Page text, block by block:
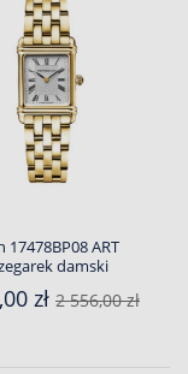
17478BP08 ART
damski
zł 2 556,00 zł